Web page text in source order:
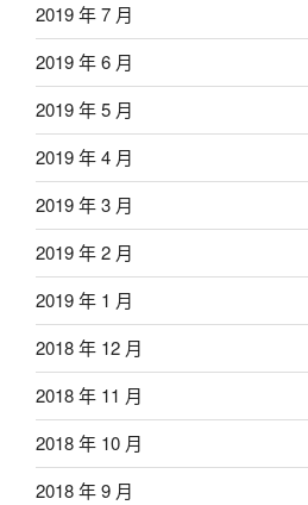
2019 年 7 月
2019 年 6 月
2019 年 5 月
2019 年 4 月
2019 年 3 月
2019 年 2 月
2019 年 1 月
2018 年 12 月
2018 年 11 月
2018 年 10 月
2018 年 9 月